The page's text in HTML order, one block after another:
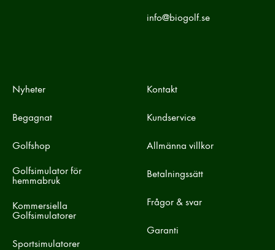
info@biogolf.se
Nyheter
Begagnat
Golfshop
Golfsimulator för
hemmabruk
Kommersiella
Golfsimulatorer
Sportsimulatorer
Kontakt
Kundservice
Allmänna villkor
Betalningssätt
Frågor & svar
Garanti